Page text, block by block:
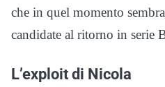
che in quel momento
candidate al ritorno in serie
L’exploit di Nicola